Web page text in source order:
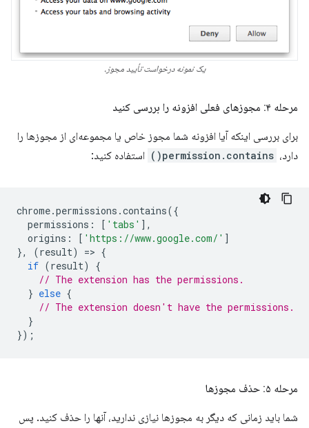
یک نمونه درخواست تأیید مجوز.
مرحله ۴: مجوزهای فعلی افزونه را بررسی کنید
برای بررسی اینکه آیا افزونه شما مجوز خاص یا مجموعه‌ای از مجوزها را
دارد، permission.contains() استفاده کنید:
chrome.permissions .contains({
permissions : [ 'tabs' ],
origins : [ 'https://www.google.com/' ]
},
(result) => {
if (result)
{
// The extension has the permissions.
} else {
// The extension doesn't have the permissions.
}
});
مرحله ۵: حذف مجوزها
شما باید زمانی که دیگر به مجوزها نیازی ندارید، آنها را حذف کنید. پس